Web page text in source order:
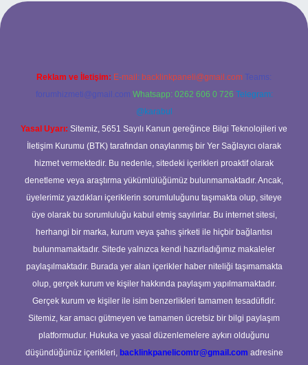
Reklam ve İletişim: E-mail: backlinkpaneli@gmail.com Teams:
forumhizmeti@gmail.com Whatsapp: 0262 606 0 726 Telegram:
@karabul
Yasal Uyarı: Sitemiz, 5651 Sayılı Kanun gereğince Bilgi Teknolojileri ve
İletişim Kurumu (BTK) tarafından onaylanmış bir Yer Sağlayıcı olarak
hizmet vermektedir. Bu nedenle, sitedeki içerikleri proaktif olarak
denetleme veya araştırma yükümlülüğümüz bulunmamaktadır. Ancak,
üyelerimiz yazdıkları içeriklerin sorumluluğunu taşımakta olup, siteye
üye olarak bu sorumluluğu kabul etmiş sayılırlar. Bu internet sitesi,
herhangi bir marka, kurum veya şahıs şirketi ile hiçbir bağlantısı
bulunmamaktadır. Sitede yalnızca kendi hazırladığımız makaleler
paylaşılmaktadır. Burada yer alan içerikler haber niteliği taşımamakta
olup, gerçek kurum ve kişiler hakkında paylaşım yapılmamaktadır.
Gerçek kurum ve kişiler ile isim benzerlikleri tamamen tesadüfidir.
Sitemiz, kar amacı gütmeyen ve tamamen ücretsiz bir bilgi paylaşım
platformudur. Hukuka ve yasal düzenlemelere aykırı olduğunu
düşündüğünüz içerikleri, backlinkpanelicomtr@gmail.com adresine